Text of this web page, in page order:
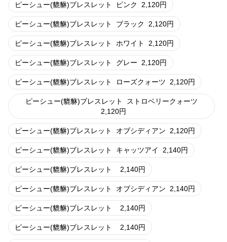
ピーシュー(貔貅)ブレスレット ピンク 2,120円
ピーシュー(貔貅)ブレスレット ブラック 2,120円
ピーシュー(貔貅)ブレスレット ホワイト 2,120円
ピーシュー(貔貅)ブレスレット グレー 2,120円
ピーシュー(貔貅)ブレスレット ローズクォーツ 2,120円
ピーシュー(貔貅)ブレスレット
ストロベリークォーツ
2,120円
ピーシュー(貔貅)ブレスレット オブシディアン 2,120円
ピーシュー(貔貅)ブレスレット キャッツアイ 2,140円
ピーシュー(貔貅)ブレスレット 2,140円
ピーシュー(貔貅)ブレスレット オブシディアン 2,140円
ピーシュー(貔貅)ブレスレット 2,140円
ピーシュー(貔貅)ブレスレット 2,140円